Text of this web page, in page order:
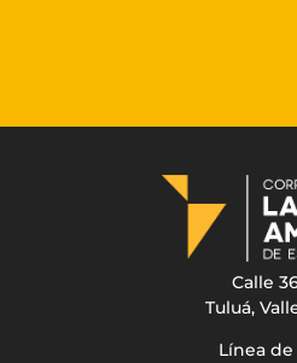
Calle
Tuluá,
Línea